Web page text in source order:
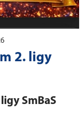
2. ligy
SmBaS